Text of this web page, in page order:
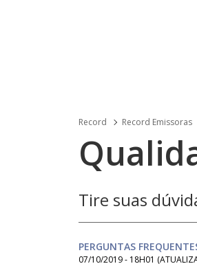
Record Record Emissoras
Tire suas
PERGUNTAS
07/10/2019 - 18H01